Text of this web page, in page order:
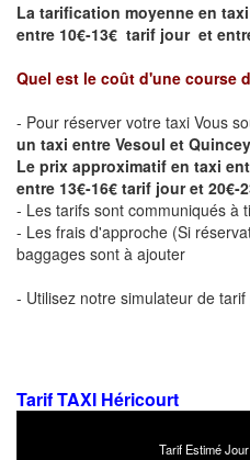
La tarification moyenne en
entre 10€-13€ tarif jour et
Quel est le coût d'une course
- Pour réserver votre taxi Vous
un taxi entre Vesoul et Quincey
Le prix approximatif en taxi
entre 13€-16€ tarif jour et 20€-
- Les tarifs sont communiqués à
- Les frais d'approche (Si
baggages sont à ajouter
- Utilisez notre simulateur de
Tarif TAXI Héricourt
Tarif Estimé Jour